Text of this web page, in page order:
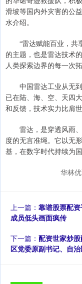
滑坡等国内外灾害的公
水介绍。
“雷达赋能百业，共
的主题，也是雷达技术
人类探索边界的每一次
中国雷达工业从无到
已在陆、海、空、天四
和反馈，技术实力比肩
雷达，是穿透风雨、
度的无言准绳。它以无
基，在数字时代持续为
华林
上一篇： 靠谱股票配
成员低头画面疯传
下一篇： 配资世家炒
区党委原副书记、自